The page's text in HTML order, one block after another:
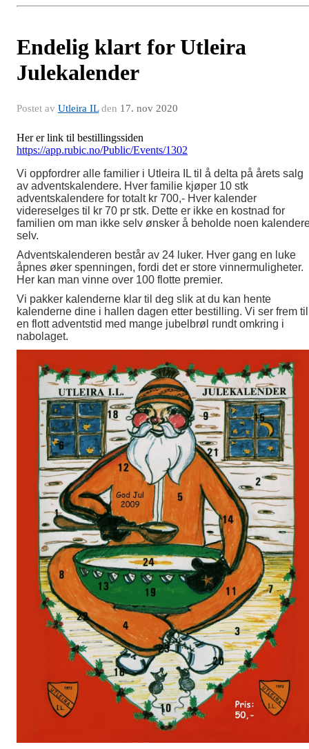
Endelig klart for Utleira
Julekalender
Postet av Utleira ILden 17. nov 2020
Her er link til bestillingssiden
https://app.rubic.no/Public/Events/1302
Vi oppfordrer alle familier i Utleira IL til å delta på årets salg
av adventskalendere. Hver familie kjøper 10 stk
adventskalendere for totalt kr 700,- Hver kalender
videreselges til kr 70 pr stk. Dette er ikke en kostnad for
familien om man ikke selv ønsker å beholde noen
selv.
Adventskalenderen består av 24 luker. Hver gang en luke
åpnes øker spenningen, fordi det er store vinnermuligheter.
Her kan man vinne over 100 flotte premier.
Vi pakker kalenderne klar til deg slik at du kan hente
kalenderne dine i hallen dagen etter bestilling. Vi ser frem til
en flott adventstid med mange jubelbrøl rundt omkring i
nabolaget.